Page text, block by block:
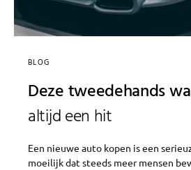
BLOG
Deze tweedehands
altijd een hit
Een nieuwe auto kopen is een
moeilijk dat steeds meer mensen